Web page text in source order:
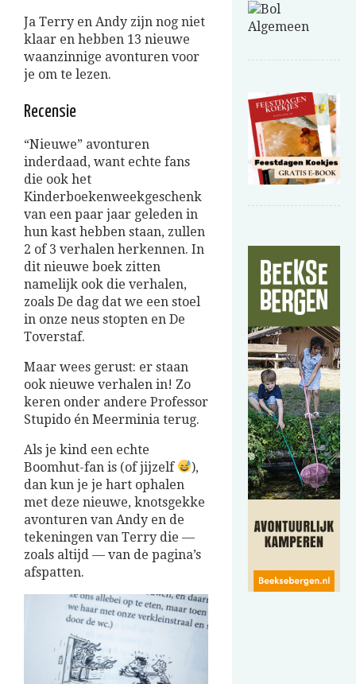
Ja Terry en Andy zijn nog niet
klaar en hebben 13 nieuwe
waanzinnige avonturen voor
je om te lezen.
Recensie
“Nieuwe” avonturen
inderdaad, want echte fans
die ook het
Kinderboekenweekgeschenk
van een paar jaar geleden in
hun kast hebben staan, zullen
2 of 3 verhalen herkennen. In
dit nieuwe boek zitten
namelijk ook die verhalen,
zoals De dag dat we een stoel
in onze neus stopten en De
Toverstaf.
Maar wees gerust: er staan
ook nieuwe verhalen in! Zo
keren onder andere Professor
Stupido én Meerminia terug.
Als je kind een echte
Boomhut-fan is (of jijzelf
),
dan kun je je hart ophalen
met deze nieuwe, knotsgekke
avonturen van Andy en de
tekeningen van Terry die —
zoals altijd — van de pagina’s
afspatten.